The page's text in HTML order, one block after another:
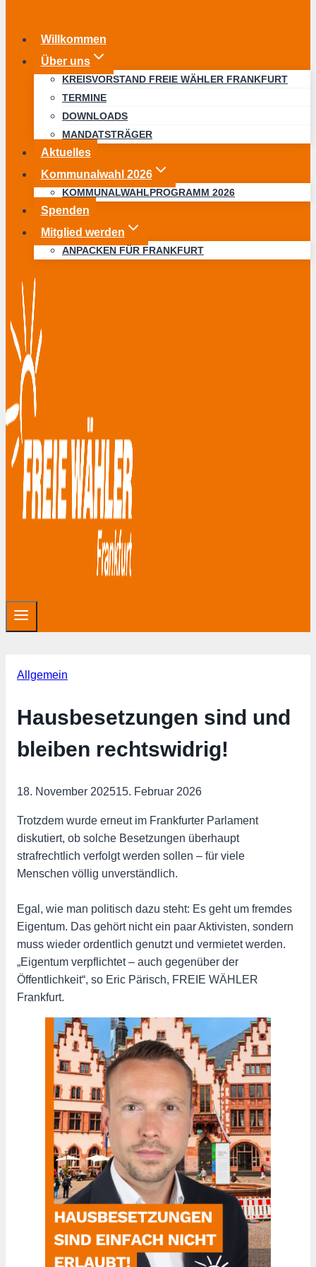
Willkommen
Über uns
KREISVORSTAND FREIE WÄHLER FRANKFURT
TERMINE
DOWNLOADS
MANDATSTRÄGER
Aktuelles
Kommunalwahl 2026
KOMMUNALWAHLPROGRAMM 2026
Spenden
Mitglied werden
ANPACKEN FÜR FRANKFURT
Allgemein
Hausbesetzungen sind und
bleiben rechtswidrig!
18. November 202515. Februar 2026
Trotzdem wurde erneut im Frankfurter Parlament
diskutiert, ob solche Besetzungen überhaupt
strafrechtlich verfolgt werden sollen – für viele
Menschen völlig unverständlich.
Egal, wie man politisch dazu steht: Es geht um fremdes
Eigentum. Das gehört nicht ein paar Aktivisten, sondern
muss wieder ordentlich genutzt und vermietet werden.
„Eigentum verpflichtet – auch gegenüber der
Öffentlichkeit“, so Eric Pärisch, FREIE WÄHLER
Frankfurt.